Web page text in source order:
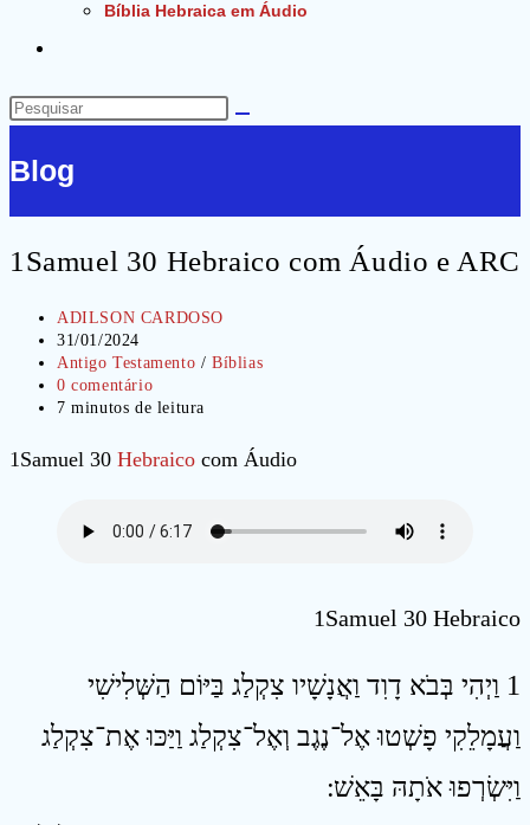
Bíblia Hebraica em Áudio
do
site
Pesquisar
site
Blog
1Samuel 30 Hebraico com Áudio e ARC
Autor
do
post:
ADILSON CARDOSO
Post
publicado:
31/01/2024
Categoria
do
post:
Antigo Testamento / Bíblias
Comentários
do
0 comentário
Tempo
leitura:
7 minutos de leitura
1Samuel 30 Hebraico com Áudio
1Samuel 30 Hebraico
1 וַיְהִי בְּבֹא דָוִד וַאֲנָשָׁיו צִקְלַג בַּיּוֹם הַשְּׁלִישִׁי
וַעֲמָלֵקִי פָשְׁטוּ אֶל־נֶגֶב וְאֶל־צִקְלַג וַיַּכּוּ אֶת־צִקְלַג
וַיִּשְׂרְפוּ אֹתָהּ בָּאֵשׁ ׃